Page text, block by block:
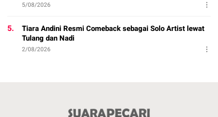
5/08/2026
5.
Tiara Andini Resmi Comeback sebagai Solo Artist lewat
Tulang dan Nadi
2/08/2026